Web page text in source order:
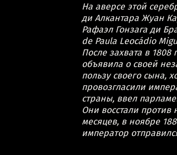
На аверсе этой
ди Алкантара Жуан
Рафаэл Гонзага ди
de Paula Leocádio
После захвата в
объявила о своей
пользу своего сына,
провозгласили
страны, ввел
Они восстали против
месяцев, в ноябре
император